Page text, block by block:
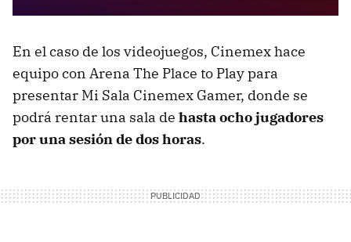
En el caso de los videojuegos, Cinemex hace
equipo con Arena The Place to Play para
presentar Mi Sala Cinemex Gamer, donde se
podrá rentar una sala de hasta ocho jugadores
por una sesión de dos horas.